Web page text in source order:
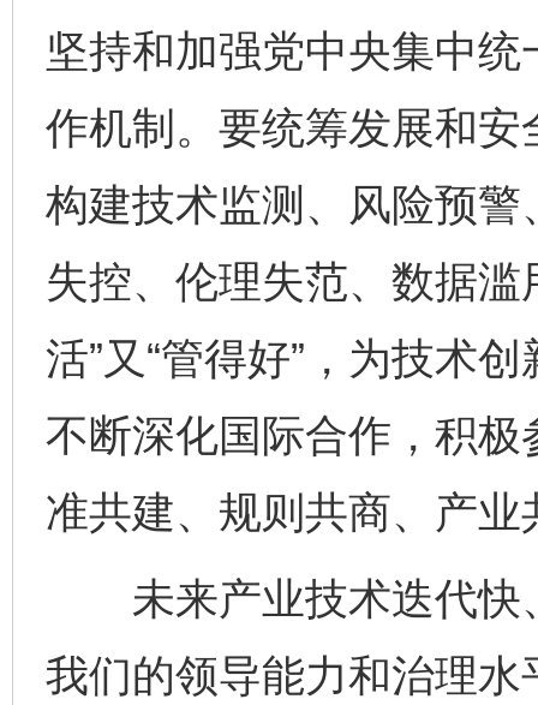
坚持和加强党中央集中
作机制。要统筹发展和
构建技术监测、风险预
失控、伦理失范、数据
活”又“管得好”，为技术
不断深化国际合作，积
准共建、规则共商、产业
未来产业技术迭代快
我们的领导能力和治理